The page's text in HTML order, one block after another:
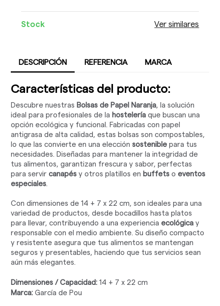
Stock Ver similares
DESCRIPCIÓN REFERENCIA MARCA
Características del producto:
Descubre nuestras Bolsas de Papel Naranja, la solución
ideal para profesionales de la hostelería que buscan una
opción ecológica y funcional. Fabricadas con papel
antigrasa de alta calidad, estas bolsas son compostables,
lo que las convierte en una elecciónsostenible para tus
necesidades. Diseñadas para mantener la integridad de
tus alimentos, garantizan frescura y sabor, perfectas
para servircanapés y otros platillos en buffets oeventos
especiales.
Con dimensiones de 14 + 7 x 22 cm, son ideales para una
variedad de productos, desde bocadillos hasta platos
para llevar, contribuyendo a una experienciaecológica y
responsable con el medio ambiente. Su diseño compacto
y resistente asegura que tus alimentos se mantengan
seguros y presentables, haciendo que tus servicios sean
aún más elegantes.
Dimensiones / Capacidad: 14 + 7 x 22 cm
Marca: García de Pou